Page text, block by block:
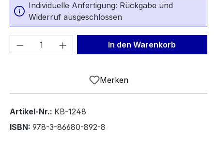
Individuelle Anfertigung: Rückgabe und
Widerruf ausgeschlossen
Produkt Anzahl: Gib denIn den Warenkorb
Merken
Artikel-Nr.: KB-1248
ISBN: 978-3-86680-892-8